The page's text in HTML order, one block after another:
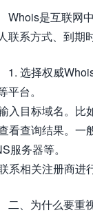
Whois是互联网
联系方式、到期
1. 选择权威
平台。
入目标域名。比
看查询结果。一
服务器等。
系相关注册商进
二、为什么要重